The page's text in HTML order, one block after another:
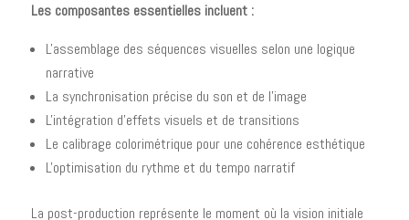
Les composantes essentielles incluent :
L'assemblage des séquences visuelles selon une logique
narrative
La synchronisation précise du son et de l'image
L'intégration d'effets visuels et de transitions
Le calibrage colorimétrique pour une cohérence esthétique
L'optimisation du rythme et du tempo narratif
La post-production représente le moment où la vision initiale